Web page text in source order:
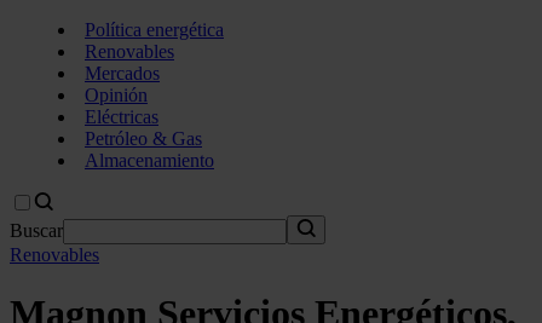
Política energética
Renovables
Mercados
Opinión
Eléctricas
Petróleo & Gas
Almacenamiento
Buscar
Renovables
Magnon Servicios Energéticos,